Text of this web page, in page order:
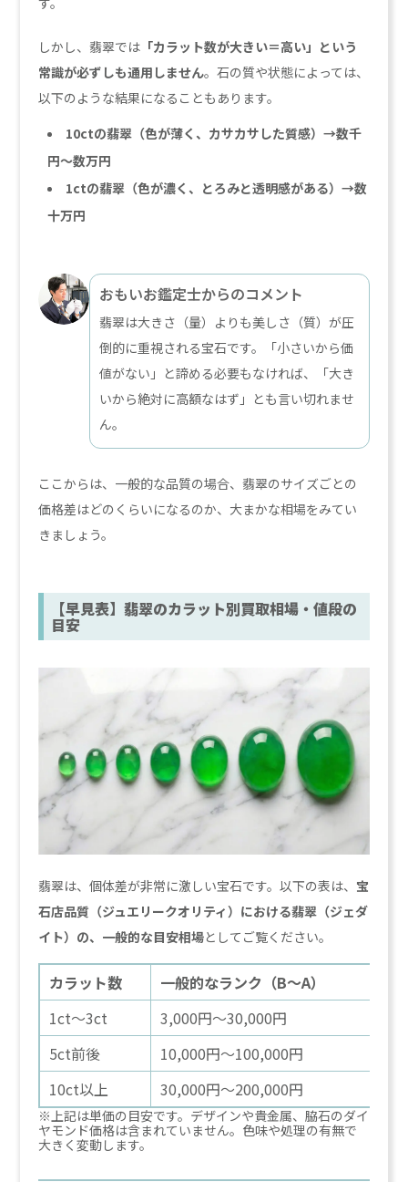
しかし、翡翠では 「カラット数が大きい＝高い」という
常識が必ずしも通用しません。石の質や状態によっては、
以下のような結果になることもあります。
10ctの翡翠（色が薄く、カサカサした質感）→数千
円～数万円
1ctの翡翠（色が濃く、とろみと透明感がある）→数
十万円
おもいお鑑定士からのコメント
翡翠は大きさ（量）よりも美しさ（質）が圧
倒的に重視される宝石です。「小さいから価
値がない」と諦める必要もなければ、「大き
いから絶対に高額なはず」とも言い切れませ
ん。
ここからは、一般的な品質の場合、翡翠のサイズごとの
価格差はどのくらいになるのか、大まかな相場をみてい
きましょう。
【早見表】翡翠のカラット別買取相場・値段の
目安
翡翠は、個体差が非常に激しい宝石です。以下の表は、 宝
石店品質（ジュエリークオリティ）における翡翠（ジェダ
イト）の、一般的な目安相場としてご覧ください。
カラット数 一般的なランク（B～A）
1ct～3ct
3,000円～30,000円
5ct前後
10,000円～100,000円
10ct以上
30,000円～200,000円
※上記は単価の目安です。デザインや貴金属、脇石のダイ
ヤモンド価格は含まれていません。色味や処理の有無で
大きく変動します。